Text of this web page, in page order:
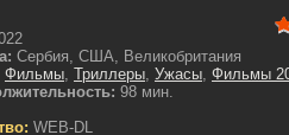
Сербия, США, Великобритания
Фильмы, Триллеры, Ужасы, Фильмы
98 мин.
WEB-DL